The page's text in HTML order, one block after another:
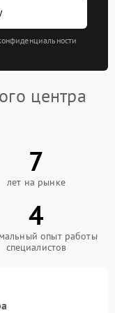
центра
7
лет на рынке
4
опыт работы
специалистов